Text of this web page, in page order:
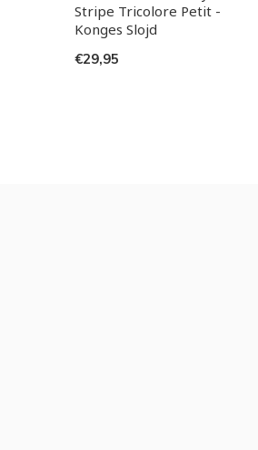
Stripe Tricolore Petit -
Konges Slojd
€29,95